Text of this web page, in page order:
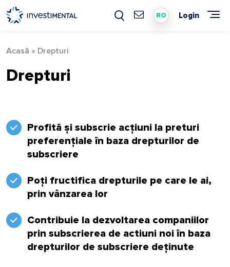
Skip
to
content
RO Login
Acasă » Drepturi
Drepturi
Profită și subscrie acțiuni la preturi
preferențiale în baza drepturilor de
subscriere
Poți fructifica drepturile pe care le ai,
prin vânzarea lor
Contribuie la dezvoltarea companiilor
prin subscrierea de actiuni noi în baza
drepturilor de subscriere deținute